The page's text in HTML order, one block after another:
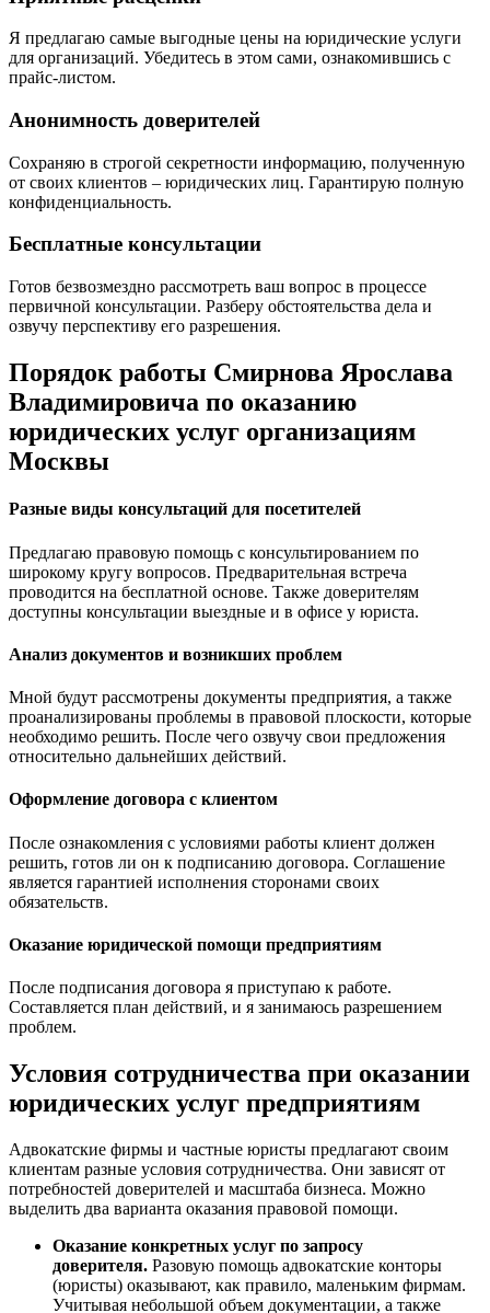
Я предлагаю самые выгодные цены на юридические услуги
для организаций. Убедитесь в этом сами, ознакомившись с
прайс-листом.
Анонимность доверителей
Сохраняю в строгой секретности информацию, полученную
от своих клиентов – юридических лиц. Гарантирую полную
конфиденциальность.
Бесплатные консультации
Готов безвозмездно рассмотреть ваш вопрос в процессе
первичной консультации. Разберу обстоятельства дела и
озвучу перспективу его разрешения.
Порядок работы Смирнова Ярослава
Владимировича по оказанию
юридических услуг организациям
Москвы
Разные виды консультаций для посетителей
Предлагаю правовую помощь с консультированием по
широкому кругу вопросов. Предварительная встреча
проводится на бесплатной основе. Также доверителям
доступны консультации выездные и в офисе у юриста.
Анализ документов и возникших проблем
Мной будут рассмотрены документы предприятия, а также
проанализированы проблемы в правовой плоскости, которые
необходимо решить. После чего озвучу свои предложения
относительно дальнейших действий.
Оформление договора с клиентом
После ознакомления с условиями работы клиент должен
решить, готов ли он к подписанию договора. Соглашение
является гарантией исполнения сторонами своих
обязательств.
Оказание юридической помощи предприятиям
После подписания договора я приступаю к работе.
Составляется план действий, и я занимаюсь разрешением
проблем.
Условия сотрудничества при оказании
юридических услуг предприятиям
Адвокатские фирмы и частные юристы предлагают своим
клиентам разные условия сотрудничества. Они зависят от
потребностей доверителей и масштаба бизнеса. Можно
выделить два варианта оказания правовой помощи.
Оказание конкретных услуг по запросу
доверителя. Разовую помощь адвокатские конторы
(юристы) оказывают, как правило, маленьким фирмам.
Учитывая небольшой объем документации, а также